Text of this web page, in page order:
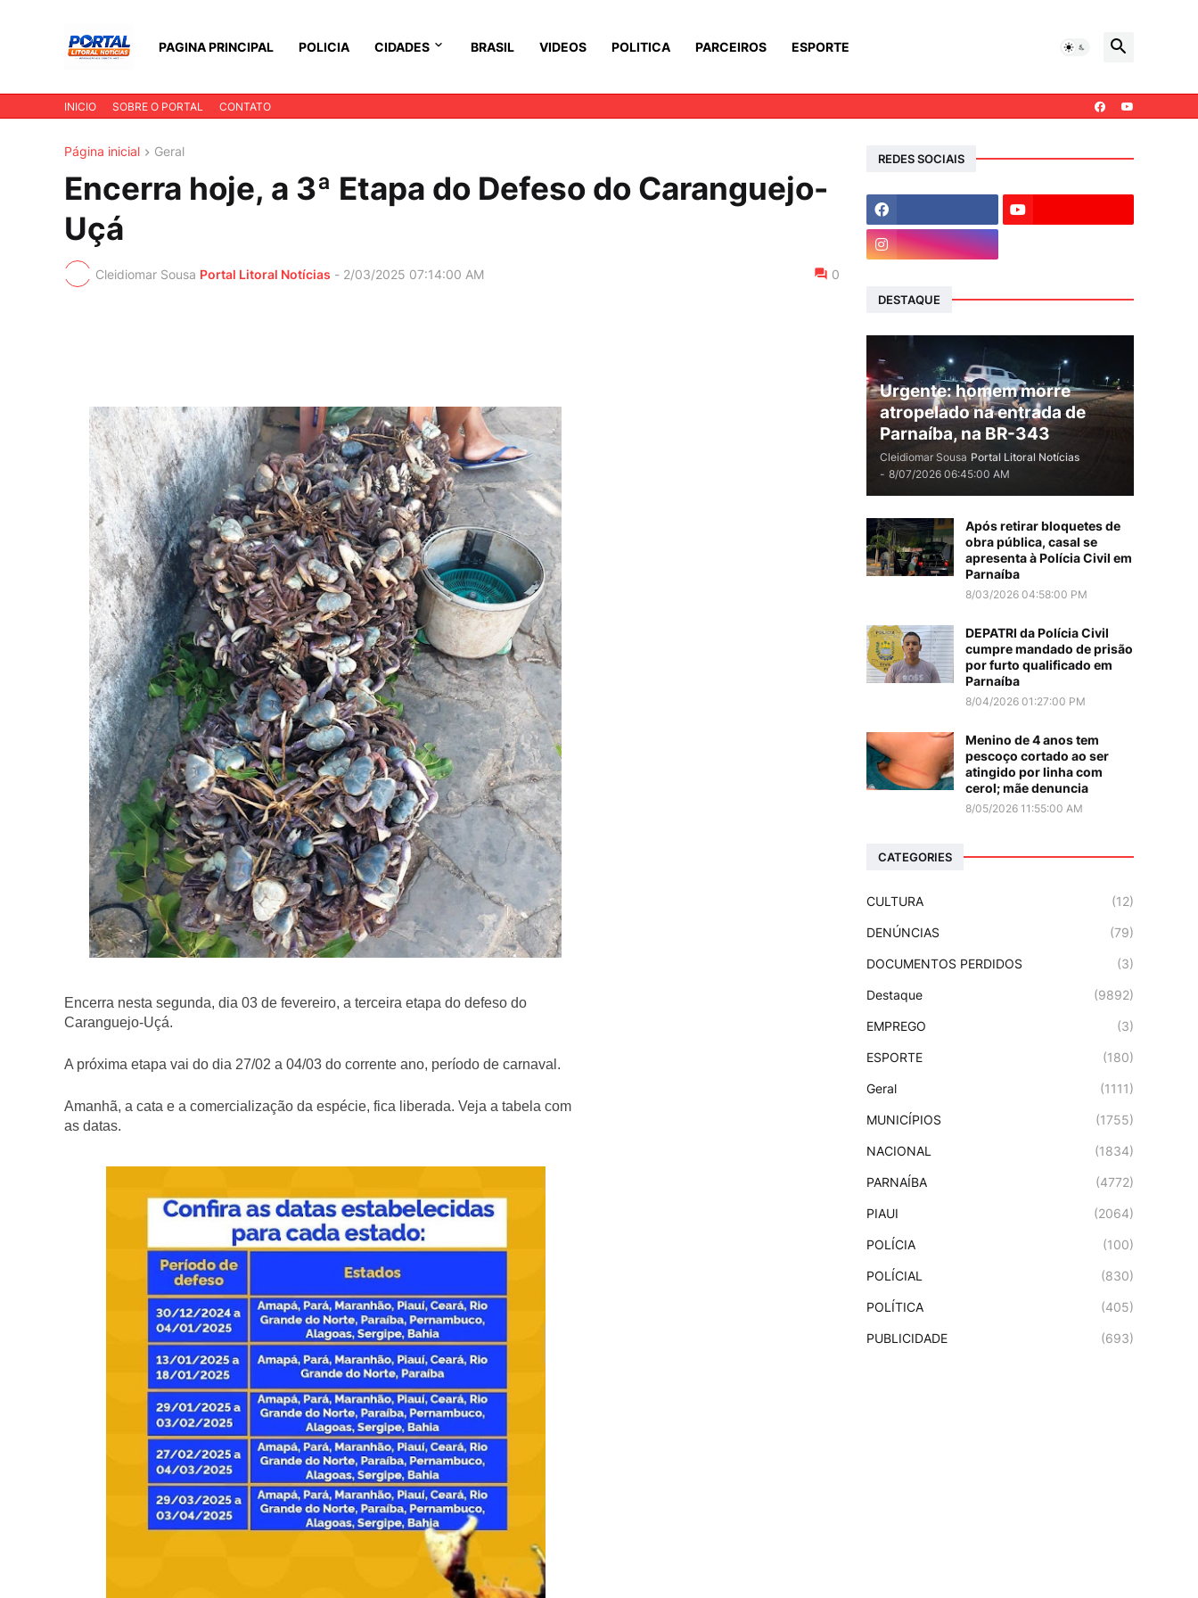
PAGINA PRINCIPAL POLICIA CIDADES BRASIL VIDEOS POLITICA PARCEIROS ESPORTE
INICIO SOBRE O PORTAL CONTATO
Página inicial Geral
Encerra hoje, a 3ª Etapa do Defeso do Caranguejo-
Uçá
Cleidiomar Sousa Portal Litoral Notícias - 2/03/2025 07:14:00 AM 0
Encerra nesta segunda, dia 03 de fevereiro, a terceira etapa do defeso do
Caranguejo-Uçá.
A próxima etapa vai do dia 27/02 a 04/03 do corrente ano, período de carnaval.
Amanhã, a cata e a comercialização da espécie, fica liberada. Veja a tabela com
as datas.
REDES SOCIAIS
DESTAQUE
Urgente: homem morre
atropelado na entrada de
Parnaíba, na BR-343
Cleidiomar Sousa Portal Litoral Notícias
- 8/07/2026 06:45:00 AM
Após retirar bloquetes de
obra pública, casal se
apresenta à Polícia Civil em
Parnaíba
8/03/2026 04:58:00 PM
DEPATRI da Polícia Civil
cumpre mandado de prisão
por furto qualificado em
Parnaíba
8/04/2026 01:27:00 PM
Menino de 4 anos tem
pescoço cortado ao ser
atingido por linha com
cerol; mãe denuncia
8/05/2026 11:55:00 AM
CATEGORIES
CULTURA (12)
DENÚNCIAS (79)
DOCUMENTOS PERDIDOS (3)
Destaque (9892)
EMPREGO (3)
ESPORTE (180)
Geral (1111)
MUNICÍPIOS (1755)
NACIONAL (1834)
PARNAÍBA (4772)
PIAUI (2064)
POLÍCIA (100)
POLÍCIAL (830)
POLÍTICA (405)
PUBLICIDADE (693)